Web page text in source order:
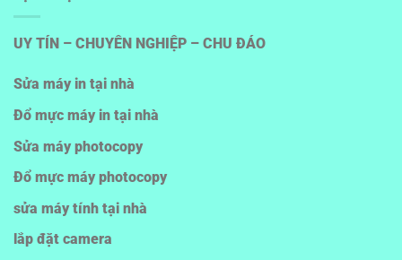
UY TÍN – CHUYÊN NGHIỆP – CHU ĐÁO
Sửa máy in tại nhà
Đổ mực máy in tại nhà
Sửa máy photocopy
Đổ mực máy photocopy
sửa máy tính tại nhà
lắp đặt camera